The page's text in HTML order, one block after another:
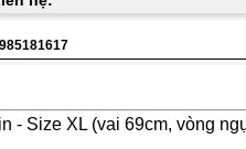
- Size XL (vai 69cm, vòng